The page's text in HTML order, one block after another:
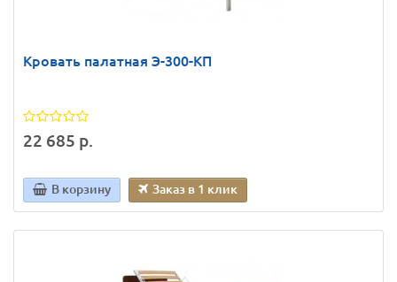
Кровать палатная Э-300-КП
22 685 р.
В корзину Заказ в 1 клик